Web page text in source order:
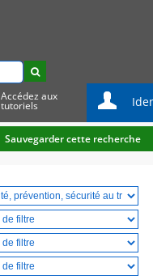
Accédez aux
tutoriels
Sauvegarder cette recherche